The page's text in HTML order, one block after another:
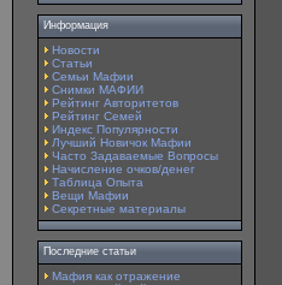
Информация
Новости
Статьи
Семьи Мафии
Снимки МАФИИ
Рейтинг Авторитетов
Рейтинг Семей
Индекс Популярности
Лучший Новичок Мафии
Часто Задаваемые Вопросы
Начисление очков/денег
Таблица Опыта
Вещи Мафии
Секретные материалы
Последние статьи
Мафия как отражение